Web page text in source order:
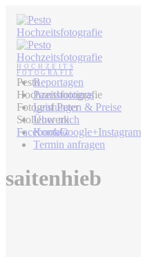
Pesto
Hochzeitsfotografie
Fotograf Peter
Stollenwerk
FacebookGoogle+Instagram
Reportagen
Paarshootings
Leistungen & Preise
Über mich
Kontakt
Termin anfragen
saitenhieb